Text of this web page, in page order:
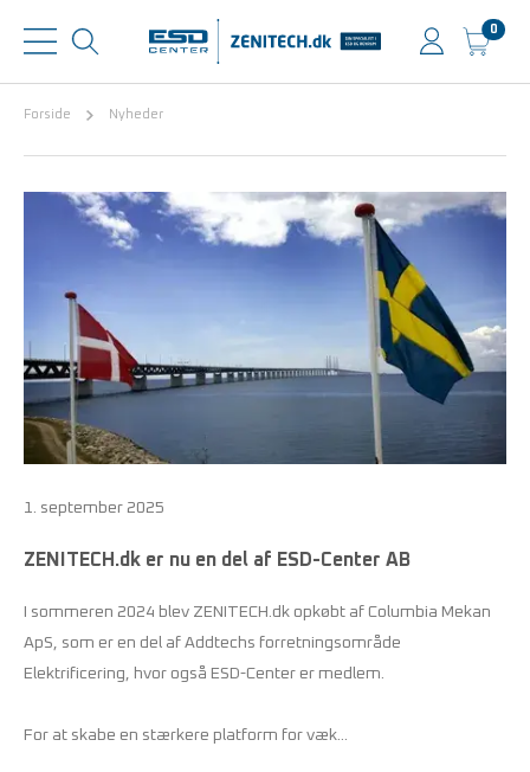
0
Forside Nyheder
1. september 2025
ZENITECH.dk er nu en del af ESD-Center AB
I sommeren 2024 blev ZENITECH.dk opkøbt af Columbia Mekan
ApS, som er en del af Addtechs forretningsområde
Elektrificering, hvor også ESD-Center er medlem.
For at skabe en stærkere platform for væk...